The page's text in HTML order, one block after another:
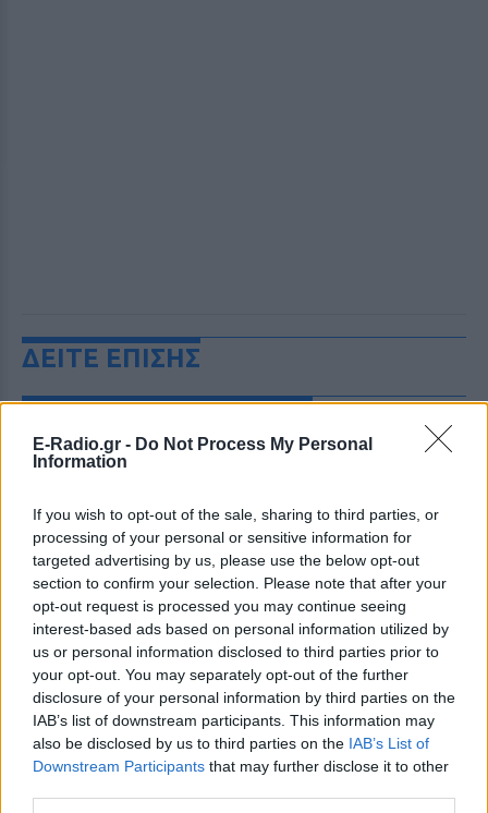
E-Radio.gr - Do Not Process My Personal
Information
If you wish to opt-out of the sale, sharing to third parties, or
processing of your personal or sensitive information for
targeted advertising by us, please use the below opt-out
section to confirm your selection. Please note that after your
opt-out request is processed you may continue seeing
interest-based ads based on personal information utilized by
us or personal information disclosed to third parties prior to
your opt-out. You may separately opt-out of the further
disclosure of your personal information by third parties on the
IAB’s list of downstream participants. This information may
also be disclosed by us to third parties on the IAB’s List of
Downstream Participants that may further disclose it to other
ΔΕΙΤΕ ΕΠΙΣΗΣ
εκ. δίσκους άφησε τη δόξα και
άλλαξε ζωή
ΠΡΙΝ 5 ΏΡΕΣ
Με επιτυχίες όπως τα «Thank You»,
«White Flag» και τη θρυλική συνεργασία
της με τον Eminem στο «Stan», η Dido
έγινε μία από τις μεγαλύτερες ποπ σταρ
των 00s
Η πιο δύσκολη στιγμή στη ζωή
του Barack Obama δεν συνέβη
στον Λευκό Οίκο
ΠΡΙΝ 5 ΏΡΕΣ
Η νύχτα που ο Barack και η Michelle